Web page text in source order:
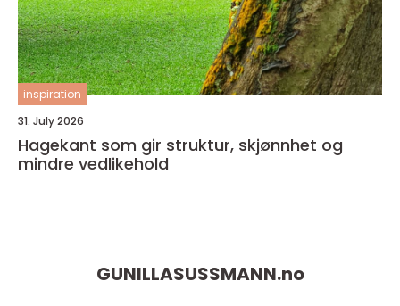
inspiration
31. July 2026
Hagekant som gir struktur, skjønnhet og
mindre vedlikehold
GUNILLASUSSMANN.no